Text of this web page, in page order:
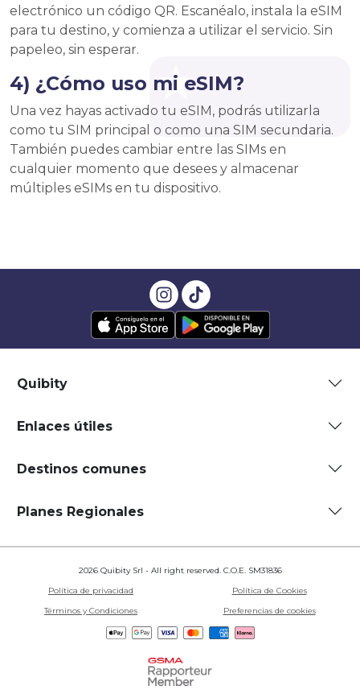
electrónico un código QR. Escanéalo, instala la eSIM
para tu destino, y comienza a utilizar el servicio. Sin
papeleo, sin esperar.
4) ¿Cómo uso mi eSIM?
Una vez hayas activado tu eSIM, podrás utilizarla
como tu SIM principal o como una SIM secundaria.
También puedes cambiar entre las SIMs en
cualquier momento que desees y almacenar
múltiples eSIMs en tu dispositivo.
Quibity
Enlaces útiles
Destinos comunes
Planes Regionales
2026 Quibity Srl - All right reserved. C.O.E. SM31836
Política de privacidad
Política de Cookies
Términos y Condiciones
Preferencias de cookies